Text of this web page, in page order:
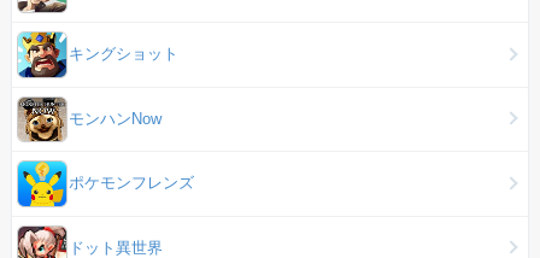
キングショット
モンハンNow
ポケモンフレンズ
ドット異世界